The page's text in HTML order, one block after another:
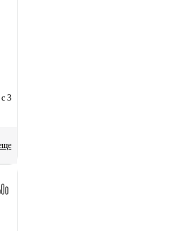
регулировкой вес полотна до 40 кг